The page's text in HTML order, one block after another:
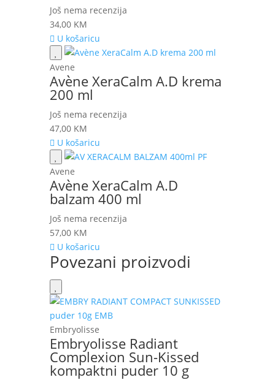
Još nema recenzija
34,00 KM
U košaricu
Avene
Avène XeraCalm A.D krema
200 ml
Još nema recenzija
47,00 KM
U košaricu
Avene
Avène XeraCalm A.D
balzam 400 ml
Još nema recenzija
57,00 KM
U košaricu
Povezani proizvodi
Embryolisse
Embryolisse Radiant
Complexion Sun-Kissed
kompaktni puder 10 g